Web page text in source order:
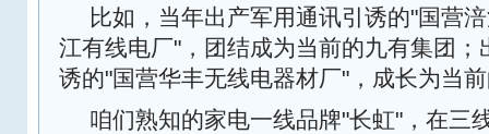
比如，当年出产军用通讯引诱的"国营
江有线电厂"，团结成为当前的九有集团；
诱的"国营华丰无线电器材厂"，成长为当
咱们熟知的家电一线品牌"长虹"，在三